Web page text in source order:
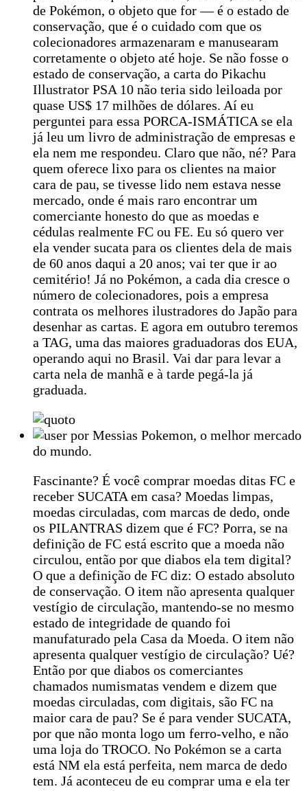
de Pokémon, o objeto que for — é o estado de
conservação, que é o cuidado com que os
colecionadores armazenaram e manusearam
corretamente o objeto até hoje. Se não fosse o
estado de conservação, a carta do Pikachu
Illustrator PSA 10 não teria sido leiloada por
quase US$ 17 milhões de dólares. Aí eu
perguntei para essa PORCA-ISMÁTICA se ela
já leu um livro de administração de empresas e
ela nem me respondeu. Claro que não, né? Para
quem oferece lixo para os clientes na maior
cara de pau, se tivesse lido nem estava nesse
mercado, onde é mais raro encontrar um
comerciante honesto do que as moedas e
cédulas realmente FC ou FE. Eu só quero ver
ela vender sucata para os clientes dela de mais
de 60 anos daqui a 20 anos; vai ter que ir ao
cemitério! Já no Pokémon, a cada dia cresce o
número de colecionadores, pois a empresa
contrata os melhores ilustradores do Japão para
desenhar as cartas. E agora em outubro teremos
a TAG, uma das maiores graduadoras dos EUA,
operando aqui no Brasil. Vai dar para levar a
carta nela de manhã e à tarde pegá-la já
graduada.
por Messias Pokemon, o melhor mercado
do mundo.
Fascinante? É você comprar moedas ditas FC e
receber SUCATA em casa? Moedas limpas,
moedas circuladas, com marcas de dedo, onde
os PILANTRAS dizem que é FC? Porra, se na
definição de FC está escrito que a moeda não
circulou, então por que diabos ela tem digital?
O que a definição de FC diz: O estado absoluto
de conservação. O item não apresenta qualquer
vestígio de circulação, mantendo-se no mesmo
estado de integridade de quando foi
manufaturado pela Casa da Moeda. O item não
apresenta qualquer vestígio de circulação? Ué?
Então por que diabos os comerciantes
chamados numismatas vendem e dizem que
moedas circuladas, com digitais, são FC na
maior cara de pau? Se é para vender SUCATA,
por que não monta logo um ferro-velho, e não
uma loja do TROCO. No Pokémon se a carta
está NM ela está perfeita, nem marca de dedo
tem. Já aconteceu de eu comprar uma e ela ter